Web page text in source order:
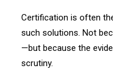
Certification is often
such solutions. Not
—but because the
scrutiny.